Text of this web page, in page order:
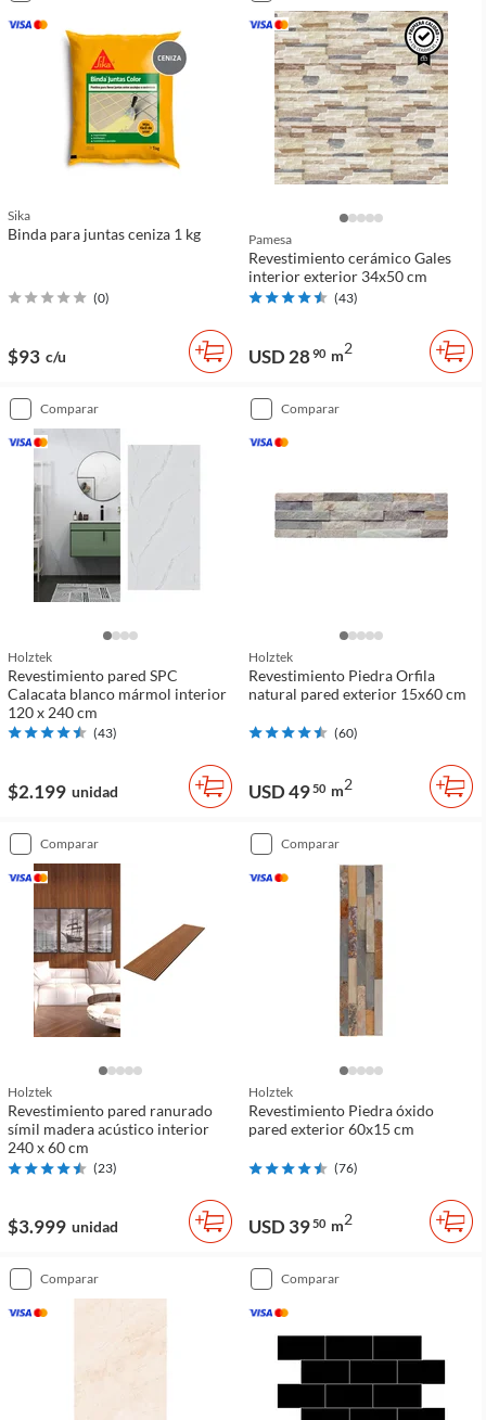
Sika
Binda para juntas ceniza 1 kg
(0)
$93 c/u
Pamesa
Revestimiento cerámico Gales
interior exterior 34x50 cm
(43)
USD 2890 m2
comparar
Holztek
Revestimiento pared SPC
Calacata blanco mármol interior
120 x 240 cm
(43)
$2.199 unidad
comparar
Holztek
Revestimiento Piedra Orfila
natural pared exterior 15x60 cm
(60)
USD 4950 m2
comparar
Holztek
Revestimiento pared ranurado
símil madera acústico interior
240 x 60 cm
(23)
$3.999 unidad
comparar
Holztek
Revestimiento Piedra óxido
pared exterior 60x15 cm
(76)
USD 3950 m2
comparar comparar